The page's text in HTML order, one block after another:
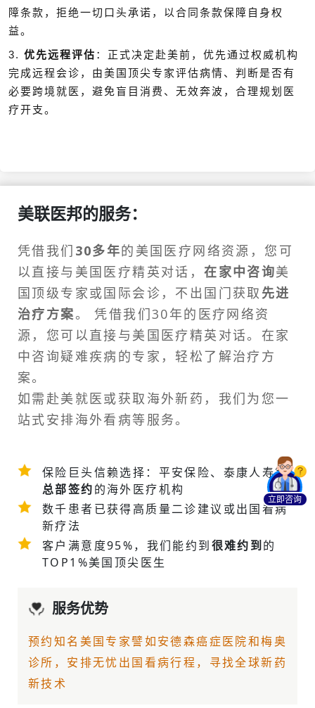
障条款，拒绝一切口头承诺，以合同条款保障自身权
益。
3. 优先远程评估 ：正式决定赴美前，优先通过权威机构
完成远程会诊，由美国顶尖专家评估病情、判断是否有
必要跨境就医，避免盲目消费、无效奔波，合理规划医
疗开支。
美联医邦的服务：
凭借我们 30多年的美国医疗网络资源，您可
以直接与美国医疗精英对话，在家中咨询美
国顶级专家或国际会诊 ，不出国门获取 先进
治疗方案。 凭借我们30年的医疗网络资
源，您可以直接与美国医疗精英对话。在家
中咨询疑难疾病的专家，轻松了解治疗方
案。
如需 赴美就医或获取海外新药，我们为您一
站式安排海外看病等服务。
保险巨头信赖选择：平安保险、泰康人寿等
总部签约的海外医疗机构
数千患者已获得高质量二诊建议或出国看病
新疗法
客户满意度95%，我们能约到很难约到 的
TOP1%美国顶尖医生
服务优势
预约知名美国专家譬如安德森癌症医院和梅奥
诊所，安排无忧出国看病行程，寻找全球新药
新技术
立即咨询